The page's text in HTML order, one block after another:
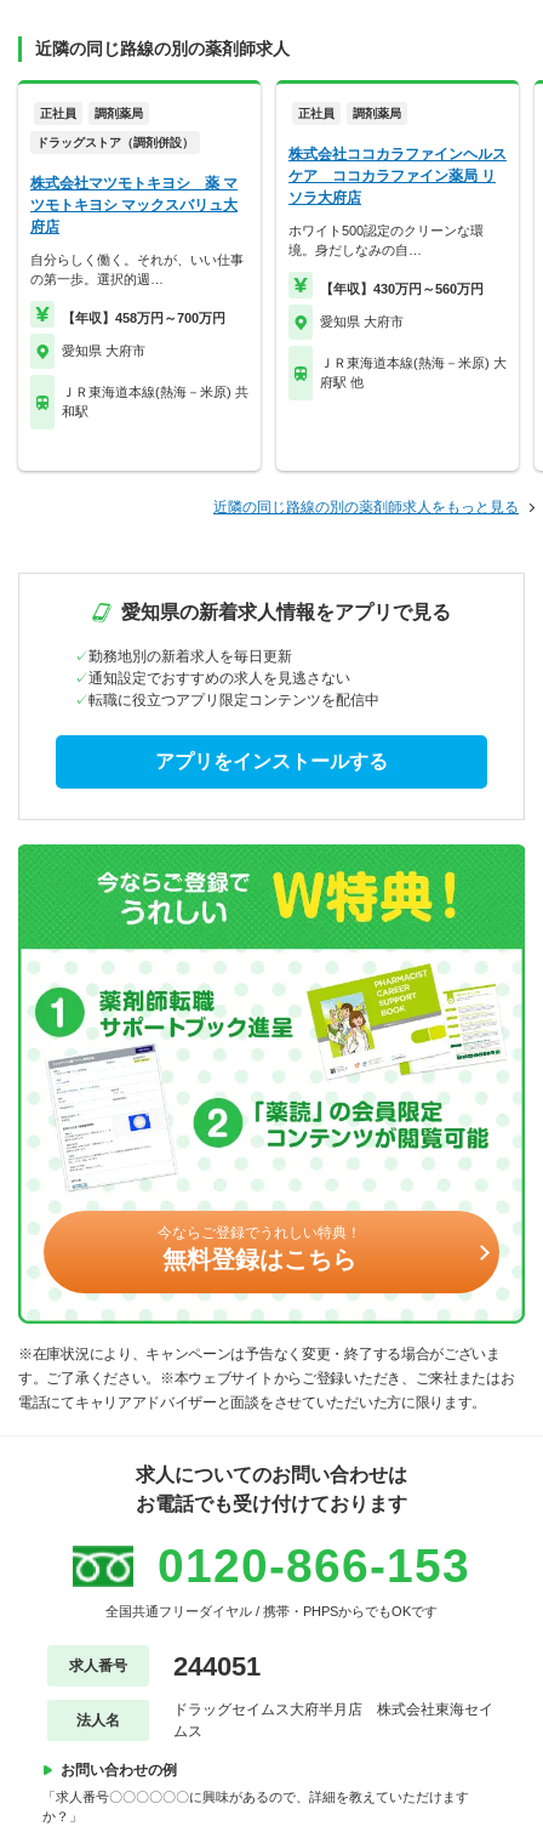
近隣の同じ路線の別の薬剤師求人
正社員 調剤薬局
ドラッグストア（調剤併設）
株式会社マツモトキヨシ 薬 マ
ツモトキヨシ マックスバリュ大
府店
自分らしく働く。それが、いい仕事
の第一歩。選択的週…
【年収】458万円～700万円
愛知県 大府市
ＪＲ東海道本線(熱海－米原) 共
和駅
正社員 調剤薬局
株式会社ココカラファインヘルス
ケア ココカラファイン薬局 リ
ソラ大府店
ホワイト500認定のクリーンな環
境。身だしなみの自…
【年収】430万円～560万円
愛知県 大府市
ＪＲ東海道本線(熱海－米原) 大
府駅 他
近隣の同じ路線の別の薬剤師求人をもっと見る
愛知県の新着求人情報をアプリで見る
勤務地別の新着求人を毎日更新
通知設定でおすすめの求人を見逃さない
転職に役立つアプリ限定コンテンツを配信中
アプリをインストールする
今ならご登録でうれしい特典！
無料登録はこちら
※在庫状況により、キャンペーンは予告なく変更・終了する場合がございま
す。ご了承ください。※本ウェブサイトからご登録いただき、ご来社またはお
電話にてキャリアアドバイザーと面談をさせていただいた方に限ります。
求人についてのお問い合わせは
お電話でも受け付けております
0120-866-153
全国共通フリーダイヤル / 携帯・PHPSからでもOKです
求人番号 244051
法人名
ドラッグセイムス大府半月店 株式会社東海セイ
ムス
お問い合わせの例
「求人番号〇〇〇〇〇〇に興味があるので、詳細を教えていただけます
か？」